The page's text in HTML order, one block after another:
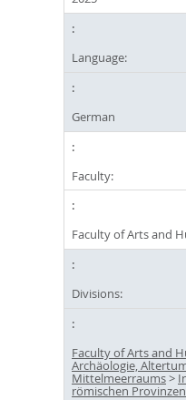
Language:
German
Faculty:
Faculty of Arts and
Divisions:
Faculty of Arts and
Archäologie,
Mittelmeerraums>
römischen Provinzen